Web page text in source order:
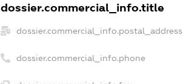
dossier.commercial_info.title
dossier.commercial_info.postal_address
dossier.commercial_info.phone